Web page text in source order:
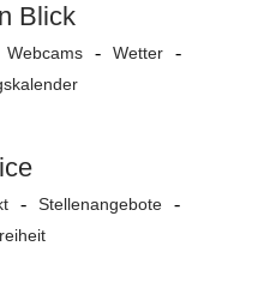
Blick
Webcams
Wetter
Stellenangebote